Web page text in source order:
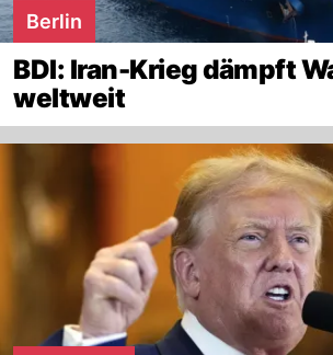
Berlin
BDI: Iran-Krieg dämpft
weltweit